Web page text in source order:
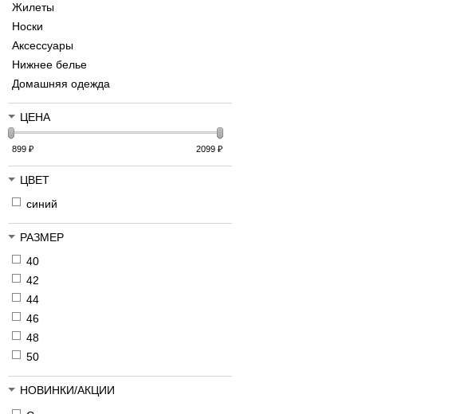
Жилеты
Носки
Аксессуары
Нижнее белье
Домашняя одежда
ЦЕНА
899 ₽ 2099₽
ЦВЕТ
синий
РАЗМЕР
40
42
44
46
48
50
НОВИНКИ/АКЦИИ